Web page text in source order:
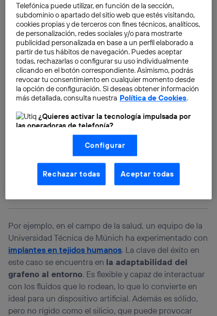
nuevos caminospara aprovechar las ventajas del
compuesto.
Por ejemplo, en el campo de la salud, un equipo de la
Universidad Técnica de Múnich ha experimentado con
implantes en tejidos humanos. La clave del éxito en
este caso se encuentra en la adaptabilidad del
grafeno al entorno. Es flexible y capaz de interactuar
con los fluidos que lo rodean, lo que lo convierte en
ideal para un dispositivo artificial. Además es sólido,
pero no rígido como el silicio, que puede provocar
Telefónica puede utilizar, en función de la sección,
subdominio o apartado del sitio web que estés visitando,
cookies propias y de terceros con fines técnicos, analíticos,
de personalización, redes sociales y/o para mostrarte
publicidad personalizada en base a un perfil elaborado a
partir de tus hábitos de navegación. Puedes aceptar
todas, rechazarlas o configurar su uso individualmente
clicando en el botón correspondiente. Asimismo, podrás
revocar tu consentimiento en cualquier momento desde
la opción de configuración. Si deseas obtener información
más detallada, consulta nuestra Política de Cookies.
¿Quieres activar la tecnología impulsada por
las operadoras de telefonía?
Nosotros, Telefónica S.A., utilizamos la tecnología Utiq para
realizar nuestras acciones de marketing digital o análisis
(como se describe en este aviso de consentimiento)
basadas en tu navegación en nuestra(s) web(s)
aquí(solo cuando utilizas una conexión a
internet habilitada , proporcionada por una de las
operadoras de telefonía participantes, y otorgas tu
La tecnología Utiq está diseñada con la privacidad como
La tecnología utiliza un identificador cifrado creado por tu
operadora de telefonía , utilizando tu dirección IP y otra
información de la cuenta de cliente de
telecomunicaciones vinculada a la conexión que utilizas
(p. ej., número de teléfono móvil).
Este identificador se asigna a la conexión de internet, por
lo que cualquier persona que conecte su dispositivo y
consienta el uso de la tecnología recibirá el mismo
identificador. Típicamente:
Configurar
Rechazar todas Aceptar todas